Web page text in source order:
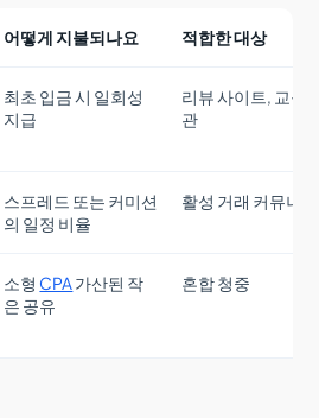
어떻게 지불되나요 적합한 대상
최초 입금 시 일회성
지급
리뷰 사이트, 교육
관
스프레드 또는 커미션
의 일정 비율
활성 거래 커뮤니티
소형 CPA가산된 작
은 공유
혼합 청중